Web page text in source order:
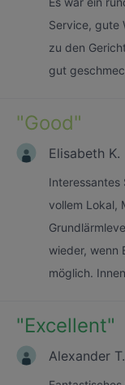
Service, gute
zu den
gut
"Good"
Elisabeth K.
vollem Lokal,
wieder, wenn
möglich.
"Excellent"
Alexander T.